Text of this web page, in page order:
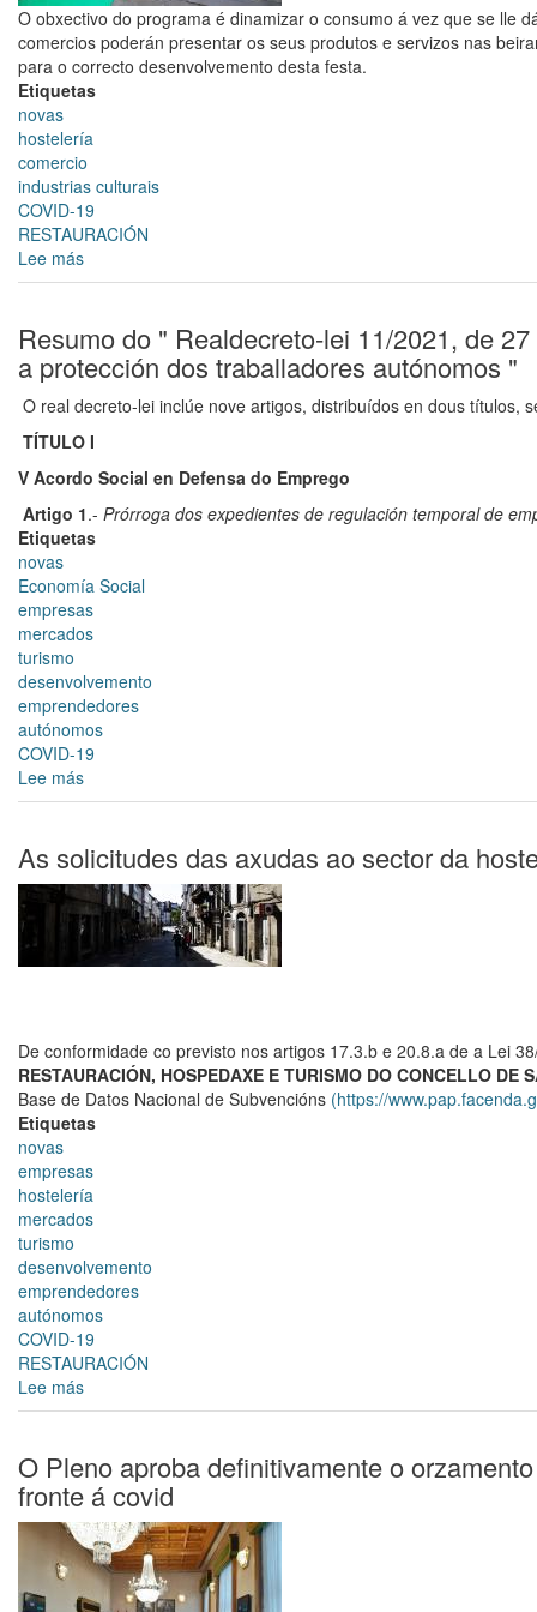
de
Santiago
O obxectivo do programa é dinamizar o consumo á vez que se lle
comercios poderán presentar os seus produtos e servizos nas
para o correcto desenvolvemento desta festa.
Etiquetas
novas
hostelería
comercio
industrias culturais
COVID-19
RESTAURACIÓN
Lee más
Arranca
21,
a
festa
do
local
Resumo do " Realdecreto-lei 11/2021, de
a protección dos traballadores autónomos "
O real decreto-lei inclúe nove artigos, distribuídos en dous títulos,
TÍTULO I
V Acordo Social en Defensa do Emprego
Artigo 1.- Prórroga dos expedientes de regulación temporal de
Etiquetas
novas
Economía Social
empresas
mercados
turismo
desenvolvemento
emprendedores
autónomos
COVID-19
Lee más
Resumo
"
Realdecreto-
lei
11/2021,
de
27
sobre
medidas
urxentes
para
a
do
emprego,
a
reactivación
económica
e
a
protección
dos
As solicitudes das axudas ao sector da
De conformidade co previsto nos artigos 17.3.b e 20.8.a de a Lei
RESTAURACIÓN, HOSPEDAXE E TURISMO DO CONCELLO
Base de Datos Nacional de Subvencións (https://
Etiquetas
novas
empresas
hostelería
mercados
turismo
desenvolvemento
emprendedores
autónomos
COVID-19
RESTAURACIÓN
Lee más
As
das
axudas
ao
sector
da
hostelería,
restauración
O Pleno aproba definitivamente o
fronte á covid